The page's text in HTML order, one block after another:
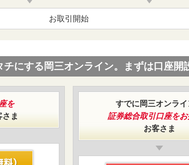
お取引開始
チにする岡三オンライン。まずは口座開
を
さま
すでに岡三オンライ
証券総合取引口座を
お客さま